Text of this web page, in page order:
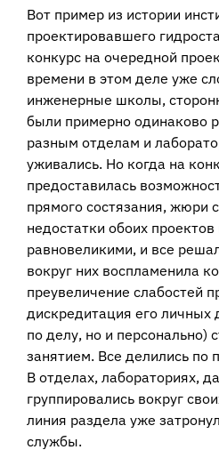
Вот пример из истории
проектировавшего
конкурс на очередной
времени в этом деле уже
инженерные школы,
были примерно одинаково
разным отделам и
уживались. Но когда на
предоставилась
прямого состязания, жюри
недостатки обоих
равновеликими, и все
вокруг них воспламенила
преувеличение слабостей
дискредитация его личных
по делу, но и персонально)
занятием. Все делились по
В отделах, лабораториях,
группировались вокруг
линия раздела уже
службы.